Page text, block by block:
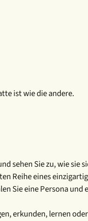
ist wie die andere.
sehen Sie zu, wie sie
Reihe eines
Sie eine Persona
erkunden, lernen